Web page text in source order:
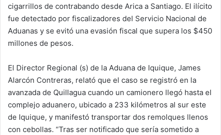
cigarrillos de contrabando desde Arica a Santiago. El ilícito
fue detectado por fiscalizadores del Servicio Nacional de
Aduanas y se evitó una evasión fiscal que supera los $450
millones de pesos.
El Director Regional (s) de la Aduana de Iquique, James
Alarcón Contreras, relató que el caso se registró en la
avanzada de Quillagua cuando un camionero llegó hasta el
complejo aduanero, ubicado a 233 kilómetros al sur este
de Iquique, y manifestó transportar dos remolques llenos
con cebollas. “Tras ser notificado que sería sometido a